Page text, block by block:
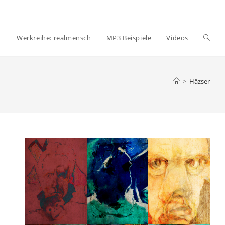
Werkreihe: realmensch MP3 Beispiele Videos
> Häzser